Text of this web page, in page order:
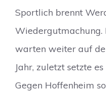
Sportlich brennt
Wiedergutmachung.
warten weiter auf
Jahr, zuletzt setzte
Gegen Hoffenheim